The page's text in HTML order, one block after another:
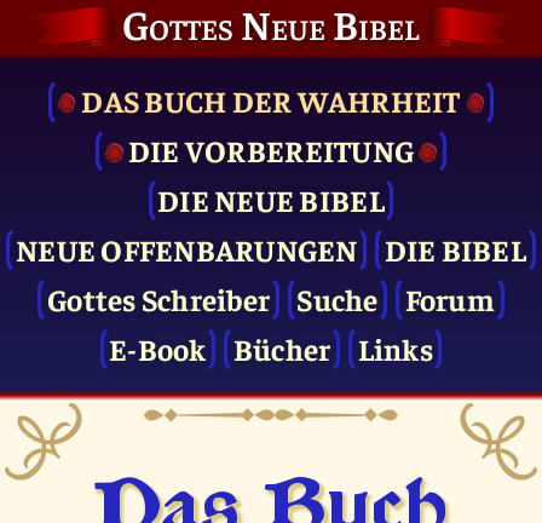
Gottes Neue Bibel
DAS BUCH DER WAHRHEIT
DIE VOR­BEREITUNG
DIE NEUE BIBEL
NEUE OFFENBARUNGEN
DIE BIBEL
Gottes Schreiber
Suche
Forum
E-Book
Bücher Links